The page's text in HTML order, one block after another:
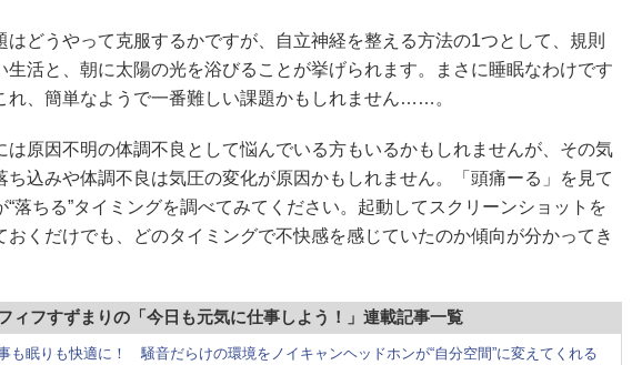
どうやって克服するかですが、自立神経を整える方法の1つとして、規則
生活と、朝に太陽の光を浴びることが挙げられます。まさに睡眠なわけです
れ、簡単なようで一番難しい課題かもしれません……。
原因不明の体調不良として悩んでいる方もいるかもしれませんが、その気
ち込みや体調不良は気圧の変化が原因かもしれません。「頭痛ーる」を見て
“落ちる”タイミングを調べてみてください。起動してスクリーンショットを
おくだけでも、どのタイミングで不快感を感じていたのか傾向が分かってき
ィフすずまりの「今日も元気に仕事しよう！」連載記事一覧
も眠りも快適に！ 騒音だらけの環境をノイキャンヘッドホンが“自分空間”に変えてくれる